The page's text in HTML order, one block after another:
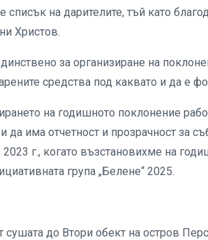
на дарителите, тъй като
Христов.
за организиране на
средства под каквато и да е
на годишното поклонение
има отчетност и прозрачност за
г., когато възстановихме на
група „Белене“ 2025.
сушата до Втори обект на остров